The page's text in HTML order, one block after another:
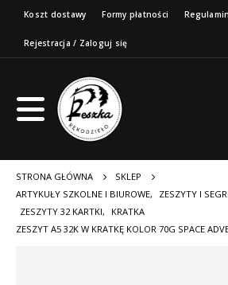
Koszt dostawy Formy płatności
Rejestracja / Zaloguj się
STRONA GŁÓWNA
SKLEP
ARTYKUŁY SZKOLNE I BIUROWE, ZESZYTY I
ZESZYTY 32 KARTKI,
KRATKA
ZESZYT A5 32K W KRATKĘ KOLOR 70G SPACE